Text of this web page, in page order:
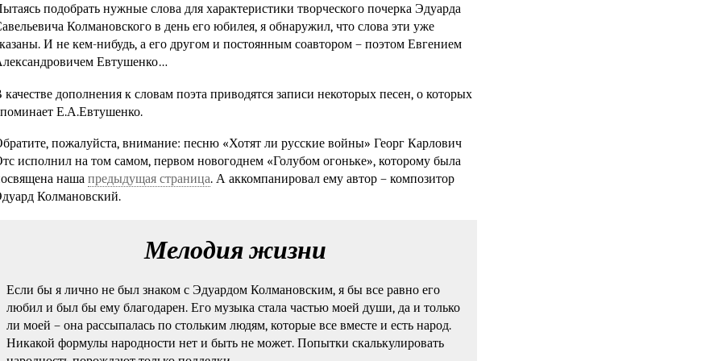
подобрать нужные слова для характеристики творческого почерка Эдуарда
Колмановского в день его юбилея, я обнаружил, что слова эти уже
И не кем-нибудь, а его другом и постоянным соавтором – поэтом Евгением
Евтушенко…
качестве дополнения к словам поэта приводятся записи некоторых песен, о которых
Е.А.Евтушенко.
пожалуйста, внимание: песню «Хотят ли русские войны» Георг Карлович
исполнил на том самом, первом новогоднем «Голубом огоньке», которому была
наша предыдущая страница. А аккомпанировал ему автор – композитор
Колмановский.
Мелодия жизни
Если бы я лично не был знаком с Эдуардом Колмановским, я бы все равно его
любил и был бы ему благодарен. Его музыка стала частью моей души, да и только
ли моей – она рассыпалась по стольким людям, которые все вместе и есть народ.
Никакой формулы народности нет и быть не может. Попытки скалькулировать